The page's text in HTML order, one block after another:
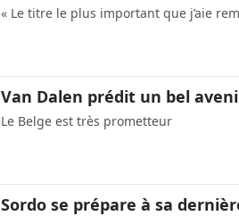
« Le titre le plus important que j’aie
Van Dalen prédit un bel
Le Belge est très prometteur
Sordo se prépare à sa